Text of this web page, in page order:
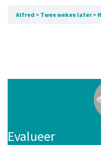
Alfred Twee weken later
Evalueer